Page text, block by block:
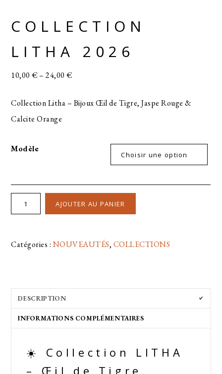
COLLECTION
LITHA 2026
10,00€–24,00€
Collection Litha – Bijoux Œil de Tigre, Jaspe Rouge &
Calcite Orange
Modèle
AJOUTER AU PANIER
Catégories :NOUVEAUTÉS, COLLECTIONS
DESCRIPTION
INFORMATIONS COMPLÉMENTAIRES
☀️ Collection LITHA
– Œil de Tigre,